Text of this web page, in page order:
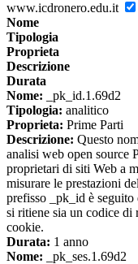
www.icdronero.edu.it
Nome
Tipologia
Proprieta
Descrizione
Durata
Nome: _pk_id.1.69d2
Tipologia: analitico
Proprieta: Prime Parti
Descrizione: Questo
analisi web open source
proprietari di siti Web a
misurare le prestazioni
prefisso _pk_id è seguito
si ritiene sia un codice
cookie.
Durata: 1 anno
Nome: _pk_ses.1.69d2